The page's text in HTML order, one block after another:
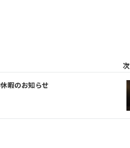
暇のお知らせ